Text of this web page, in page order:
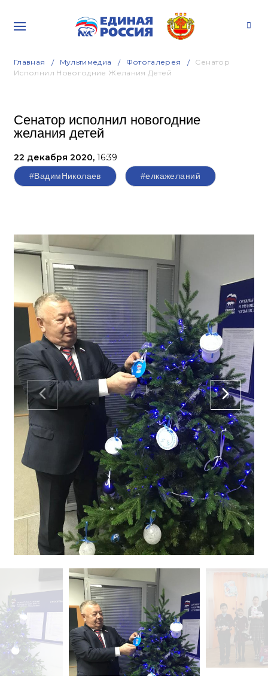
Главная Мультимедиа Фотогалерея
Сенатор
Исполнил Новогодние Желания Детей
Сенатор исполнил новогодние
желания детей
22 декабря 2020, 16:39
#ВадимНиколаев #елкажеланий